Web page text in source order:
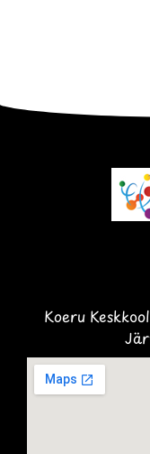
Koeru